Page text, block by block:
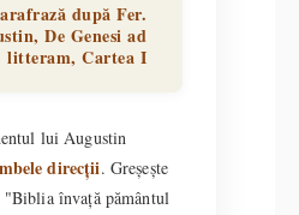
după Fer.
De Genesi ad
litteram, Cartea I
lui Augustin
direcții. Greșește
"Biblia învață pământul